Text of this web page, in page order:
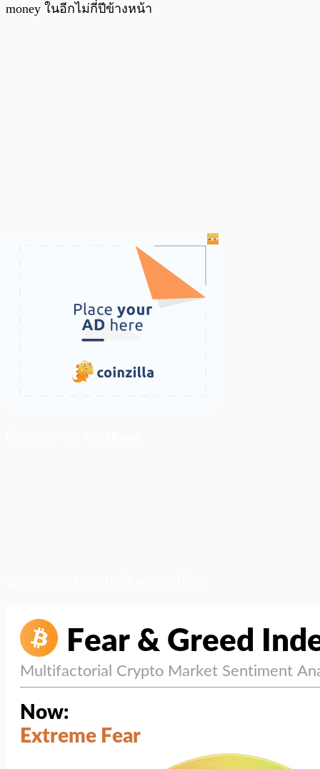
money ในอีกไม่กี่ปีข้างหน้า